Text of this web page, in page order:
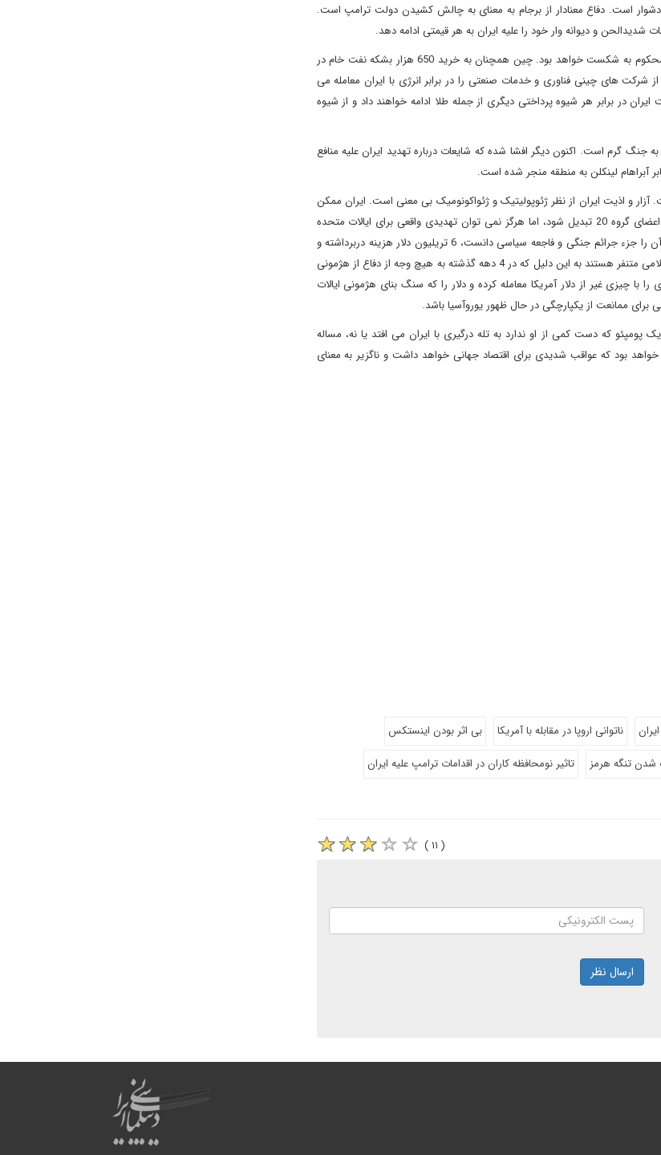
دشوار است. دفاع معنادار از برجام به معنای به چالش کشیدن دولت ترامپ است.
و دیوانه وار خود را علیه ایران به هر قیمتی ادامه دهد.
در همین حال، تلاش های ایالات متحده برای متوقف کردن تجارت انرژی ایران محکوم به شکست خواهد بود. چین همچنان به خرید 650 هزار بشکه نفت خام در
های چینی فناوری و خدمات صنعتی را در برابر انرژی با ایران معامله می
در برابر هر شیوه پرداختی دیگری از جمله طلا ادامه خواهند داد و از شیوه
جنگ گرم است. اکنون دیگر افشا شده که شایعات درباره تهدید ایران علیه منافع
آبراهام لینکلن به منطقه منجر شده است.
و اذیت ایران از نظر ژئوپولیتیک و ژئواکونومیک بی معنی است. ایران ممکن
است یک بازیگر نوظهور در جنوب جهانی باشد و به سادگی می تواند به یکی از اعضای گروه 20 تبدیل شود، اما هرگز نمی توان تهدیدی واقعی برای ایالات متحده
باشد. نومحافظه کاران هیچ اهمیتی نمی دهند که نابود کردن عراق که می توان آن را جزء جرائم جنگی و فاجعه سیاسی دانست، 6 تریلیون دلار هزینه دربرداشته و
اقدام علیه ایران خیلی بیشتر از آن هزینه در بر خواهد داشت. آنها از جمهوری اسلامی متنفر هستند به این دلیل که در 4 دهه گذشته به هیچ وجه از دفاع از هژمونی
چیزی غیر از دلار آمریکا معامله کرده و دلار را که سنگ بنای هژمونی ایالات
برای ممانعت از یکپارچگی در حال ظهور یوروآسیا باشد.
پومپئو که دست کمی از او ندارد به تله درگیری با ایران می افتد یا نه، مساله
بود که عواقب شدیدی برای اقتصاد جهانی خواهد داشت و ناگزیر به معنای
ناتوانی اروپا در مقابله با آمریکا
بی اثر بودن اینستکس
شدن تنگه هرمز تاثیر نومحافظه کاران در اقدامات ترامپ علیه ایران
( ۱۱ )
ارسال نظر